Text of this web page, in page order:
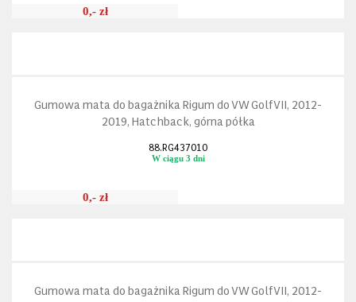
0,- zł
Gumowa mata do bagażnika Rigum do VW Golf VII, 2012-
2019, Hatchback, górna półka
88.RG437010
W ciągu 3 dni
0,- zł
Gumowa mata do bagażnika Rigum do VW Golf VII, 2012-